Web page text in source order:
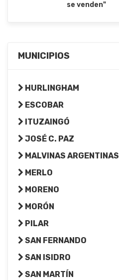
se venden"
MUNICIPIOS
HURLINGHAM
ESCOBAR
ITUZAINGÓ
JOSÉ C. PAZ
MALVINAS ARGENTINAS
MERLO
MORENO
MORÓN
PILAR
SAN FERNANDO
SAN ISIDRO
SAN MARTÍN